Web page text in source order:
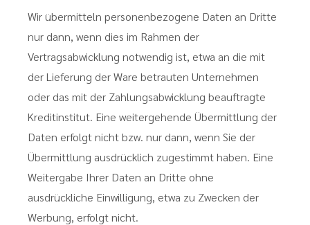
Wir übermitteln personenbezogene Daten an Dritte
nur dann, wenn dies im Rahmen der
Vertragsabwicklung notwendig ist, etwa an die mit
der Lieferung der Ware betrauten Unternehmen
oder das mit der Zahlungsabwicklung beauftragte
Kreditinstitut. Eine weitergehende Übermittlung der
Daten erfolgt nicht bzw. nur dann, wenn Sie der
Übermittlung ausdrücklich zugestimmt haben. Eine
Weitergabe Ihrer Daten an Dritte ohne
ausdrückliche Einwilligung, etwa zu Zwecken der
Werbung, erfolgt nicht.